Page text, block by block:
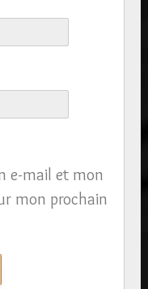
e-mail et mon
mon prochain